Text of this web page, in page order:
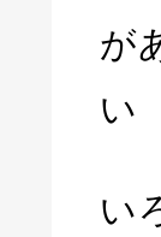
が
い
い